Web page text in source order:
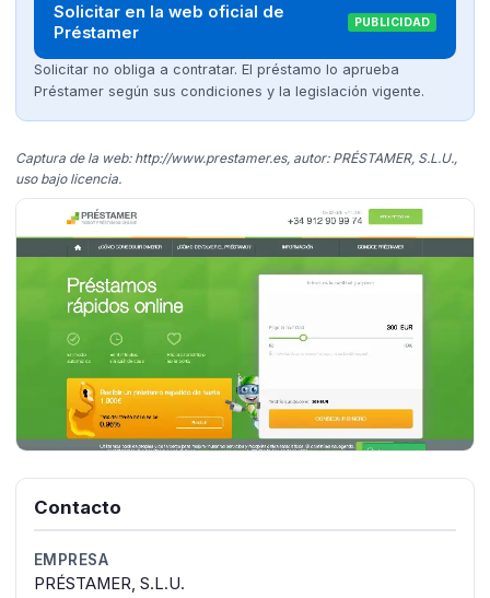
Solicitar en la web oficial de
Préstamer
PUBLICIDAD
Solicitar no obliga a contratar. El préstamo lo aprueba
Préstamer según sus condiciones y la legislación vigente.
Captura de la web: http://www.prestamer.es, autor: PRÉSTAMER, S.L.U.,
uso bajo licencia.
Contacto
EMPRESA
PRÉSTAMER, S.L.U.